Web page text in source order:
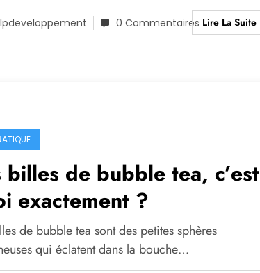
0 Commentaires Lire La Suite
billes de bubble tea, c’est
exactement ?
de bubble tea sont des petites sphères
qui éclatent dans la bouche…